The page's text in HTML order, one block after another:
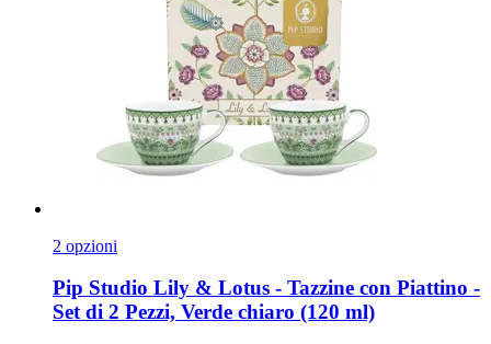
2 opzioni
Pip Studio Lily & Lotus -​ Tazzine con Piattino -​
Set di 2 Pezzi, Verde chiaro (120 ml)